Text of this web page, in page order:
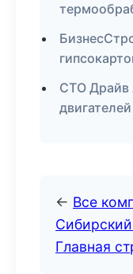
СТО Драйв
← Все
Главная